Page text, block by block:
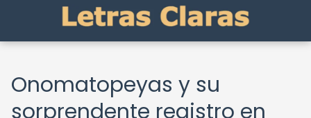
Onomatopeyas y su
sorprendente registro en